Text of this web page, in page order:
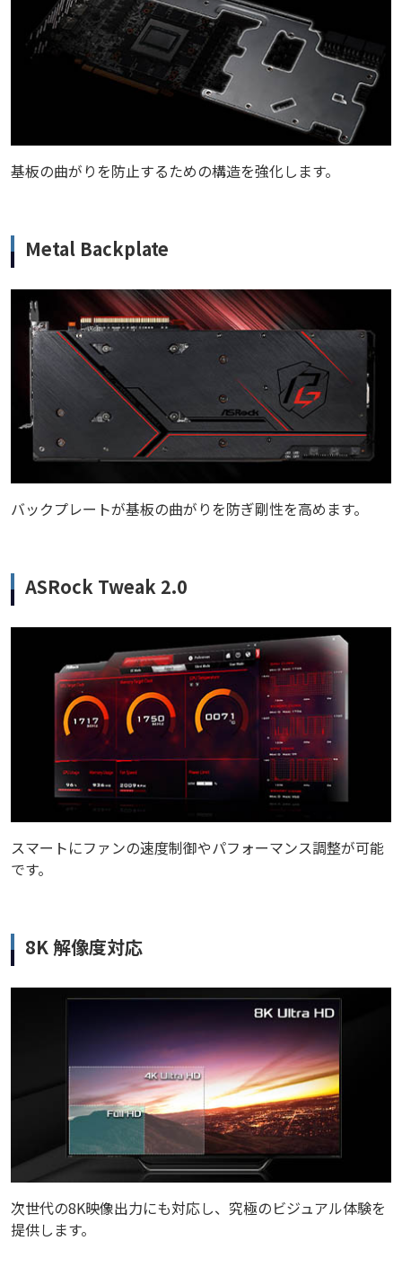
基板の曲がりを防止するための構造を強化します。
Metal Backplate
バックプレートが基板の曲がりを防ぎ剛性を高めます。
ASRock Tweak 2.0
スマートにファンの速度制御やパフォーマンス調整が可能
です。
8K 解像度対応
次世代の8K映像出力にも対応し、究極のビジュアル体験を
提供します。